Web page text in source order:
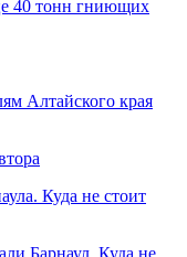
40 тонн гниющих
Алтайского края
Куда не стоит
Барнаул. Куда не